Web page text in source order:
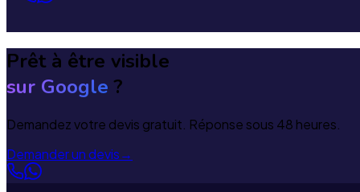
Prêt à être visible
sur Google ?
Demandez votre devis gratuit. Réponse sous 48 heures.
Demander un devis→